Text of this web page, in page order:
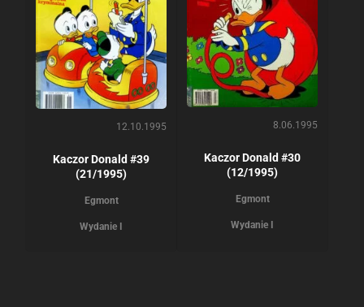
12.10.1995
Kaczor Donald #39
(21/1995)
Egmont
Wydanie I
8.06.1995
Kaczor Donald #30
(12/1995)
Egmont
Wydanie I